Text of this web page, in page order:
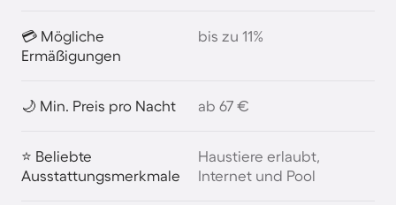
💳 Mögliche
Ermäßigungen
bis zu 11%
🌙 Min. Preis pro Nacht ab 67 €
⭐ Beliebte
Ausstattungsmerkmale
Haustiere erlaubt,
Internet und Pool